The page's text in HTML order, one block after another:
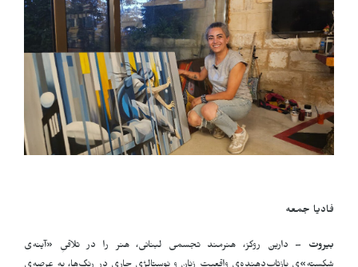
فادیا جمعه
بیروت – دارین روکز، هنرمند تجسمی لبنانی، هنر را در تلاقیِ «آینه‌ی